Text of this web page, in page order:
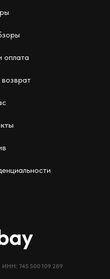
оплата
ИНН: 745 500 109 289